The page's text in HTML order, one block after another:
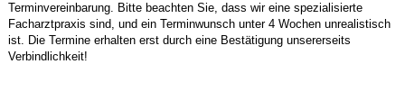
Terminvereinbarung. Bitte beachten Sie, dass wir eine spezialisierte
Facharztpraxis sind, und ein Terminwunsch unter 4 Wochen unrealistisch
ist. Die Termine erhalten erst durch eine Bestätigung unsererseits
Verbindlichkeit!